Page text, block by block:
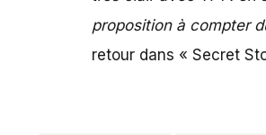
proposition à compter
retour dans « Secret